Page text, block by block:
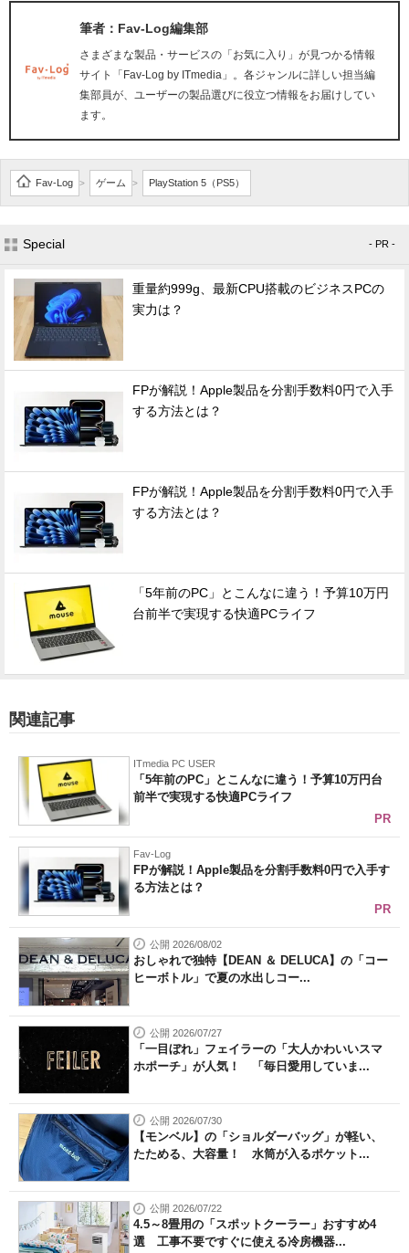
筆者：Fav-Log編集部
さまざまな製品・サービスの「お気に入り」が見つかる情報
サイト「Fav-Log by ITmedia」。各ジャンルに詳しい担当編
集部員が、ユーザーの製品選びに役立つ情報をお届けしてい
ます。
Fav-Log > ゲーム > PlayStation 5（PS5）
Special - PR -
重量約999g、最新CPU搭載のビジネスPCの
実力は？
FPが解説！Apple製品を分割手数料0円で入手
する方法とは？
FPが解説！Apple製品を分割手数料0円で入手
する方法とは？
「5年前のPC」とこんなに違う！予算10万円
台前半で実現する快適PCライフ
関連記事
ITmedia PC USER
「5年前のPC」とこんなに違う！予算10万円台
前半で実現する快適PCライフ
PR
Fav-Log
FPが解説！Apple製品を分割手数料0円で入手す
る方法とは？
PR
公開 2026/08/02
おしゃれで独特【DEAN ＆ DELUCA】の「コー
ヒーボトル」で夏の水出しコー...
公開 2026/07/27
「一目ぼれ」フェイラーの「大人かわいいスマ
ホポーチ」が人気！ 「毎日愛用していま...
公開 2026/07/30
【モンベル】の「ショルダーバッグ」が軽い、
たためる、大容量！ 水筒が入るポケット...
公開 2026/07/22
4.5～8畳用の「スポットクーラー」おすすめ4
選 工事不要ですぐに使える冷房機器...